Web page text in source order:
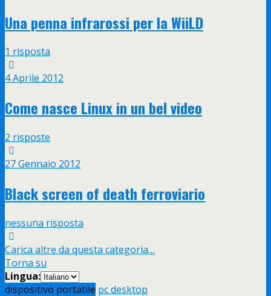
Una penna infrarossi per la WiiLD
1 risposta
4 Aprile 2012
Come nasce Linux in un bel video
2 risposte
27 Gennaio 2012
Black screen of death ferroviario
nessuna risposta
Carica altre da questa categoria…
Torna su
Lingua:
dispositivo portatile pc desktop